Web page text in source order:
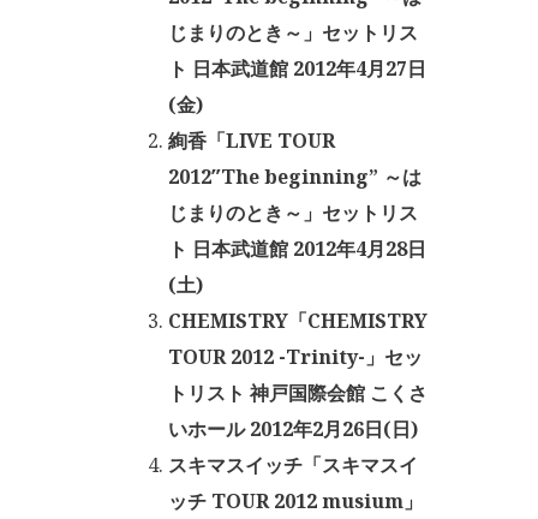
じまりのとき～」セットリス
ト 日本武道館 2012年4月27日
(金)
絢香「LIVE TOUR
2012″The beginning” ～は
じまりのとき～」セットリス
ト 日本武道館 2012年4月28日
(土)
CHEMISTRY「CHEMISTRY
TOUR 2012 -Trinity-」セッ
トリスト 神戸国際会館 こくさ
いホール 2012年2月26日(日)
スキマスイッチ「スキマスイ
ッチ TOUR 2012 musium」